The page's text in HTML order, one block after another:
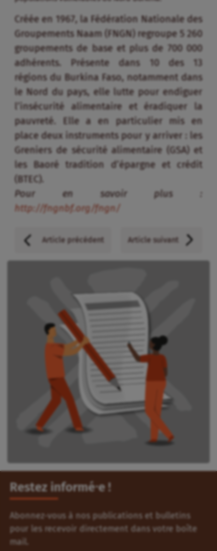
Créée en 1967, la Fédération Nationale des
Groupements Naam (FNGN) regroupe 5 260
groupements de base et plus de 700 000
adhérents. Présente dans 10 des 13
régions du Burkina Faso, notamment dans
le Nord du pays, elle lutte pour endiguer
l’insécurité alimentaire et éradiquer la
pauvreté. Elle a en particulier mis en
place deux instruments pour y arriver : les
Greniers de sécurité alimentaire (GSA) et
les Baoré tradition d’épargne et crédit
(BTEC).
Pour en savoir plus :
http://fngnbf.org/fngn/
Article précédent Article suivant
Restez informé⸱e !
Abonnez-vous à nos publications et bulletins
pour les recevoir directement dans votre boîte
mail.